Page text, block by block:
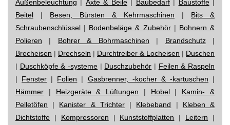
Außenbeleuchtung | Äxte & Beile| Baubedarf| Baustoffe|
Beitel | Besen, Bürsten & Kehrmaschinen | Bits &
Schraubenschlüssel | Bodenbeläge & Zubehör| Bohnern &
Polieren | Bohrer & Bohrmaschinen | Brandschutz|
Brecheisen | Drechseln | Durchtreiber & Locheisen | Duschen
| Duschköpfe & -systeme | Duschzubehör | Feilen & Raspeln
| Fenster | Folien | Gasbrenner, -kocher & -kartuschen |
Hämmer | Heizgeräte & Lüftungen | Hobel| Kamin- &
Pelletöfen | Kanister & Trichter| Klebeband | Kleben &
Dichtstoffe | Kompressoren | Kunststoffplatten | Leitern |